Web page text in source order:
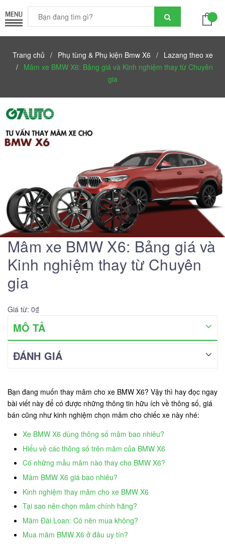
Trang chủ / Phụ tùng & Phụ kiện Bmw X6 / Lazang theo xe
/ Mâm xe BMW X6: Bảng giá và Kinh nghiệm thay từ Chuyên
gia
Mâm xe BMW X6: Bảng giá và
Kinh nghiệm thay từ Chuyên
gia
Giá từ: 0₫
MÔ TẢ
ĐÁNH GIÁ
Bạn đang muốn thay mâm cho xe BMW X6? Vậy thì hay đọc ngay
bài viết này để có được những thông tin hữu ích về thông số, giá
bán cũng như kinh nghiệm chọn mâm cho chiếc xe này nhé:
Xe BMW X6 dùng thông số mâm bao nhiêu?
Hiểu về các thông số trên mâm của BMW X6
Có những mẫu mâm nào thay cho BMW X6?
Mâm BMW X6 giá bao nhiêu?
Kinh nghiệm thay mâm cho xe BMW X6
Tại sao nên chọn mâm chính hãng?
Mâm Đài Loan: Có nên mua không?
Mua mâm BMW X6 ở đâu uy tín?